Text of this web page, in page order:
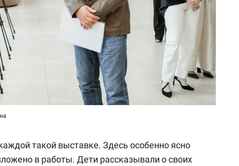
такой выставке. Здесь особенно ясно
в работы. Дети рассказывали о своих